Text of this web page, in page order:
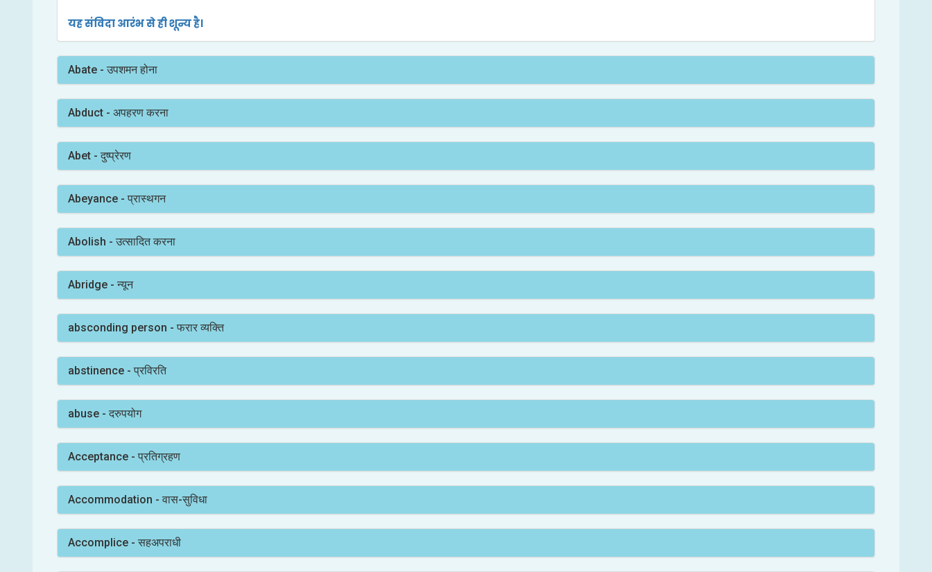
यह संविदा आरंभ से ही शून्य है।
Abate - उपशमन होना
Abduct - अपहरण करना
Abet - दुष्प्रेरण
Abeyance - प्रास्थगन
Abolish - उत्सादित करना
Abridge - न्यून
absconding person - फरार व्यक्ति
abstinence - प्रविरति
abuse - दरुपयोग
Acceptance - प्रतिग्रहण
Accommodation - वास-सुविधा
Accomplice - सहअपराधी